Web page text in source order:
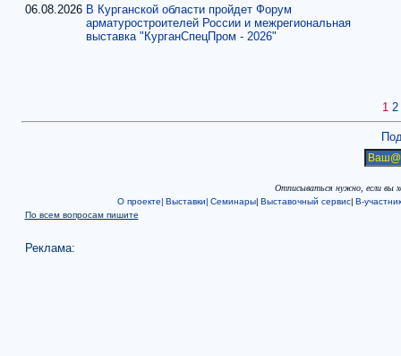
06.08.2026 В Курганской области пройдет Форум
арматуростроителей России и межрегиональная
выставка "КурганСпецПром - 2026"
1 2
Отписываться нужно, если вы
О проекте| Выставки| Семинары| Выставочный сервис| В-
По всем вопросам пишите
Реклама: